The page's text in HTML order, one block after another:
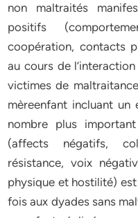
non maltraités
positifs
coopération, contacts
au cours de
victimes de
mèreenfant incluant un
nombre plus
(affects négatifs,
résistance, voix
physique et hostilité)
fois aux dyades sans